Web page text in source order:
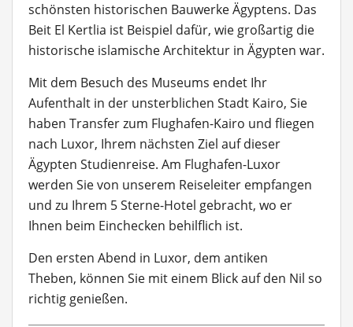
schönsten historischen Bauwerke Ägyptens. Das
Beit El Kertlia ist Beispiel dafür, wie großartig die
historische islamische Architektur in Ägypten war.
Mit dem Besuch des Museums endet Ihr
Aufenthalt in der unsterblichen Stadt Kairo, Sie
haben Transfer zum Flughafen-Kairo und fliegen
nach Luxor, Ihrem nächsten Ziel auf dieser
Ägypten Studienreise. Am Flughafen-Luxor
werden Sie von unserem Reiseleiter empfangen
und zu Ihrem 5 Sterne-Hotel gebracht, wo er
Ihnen beim Einchecken behilflich ist.
Den ersten Abend in Luxor, dem antiken
Theben, können Sie mit einem Blick auf den Nil so
richtig genießen.